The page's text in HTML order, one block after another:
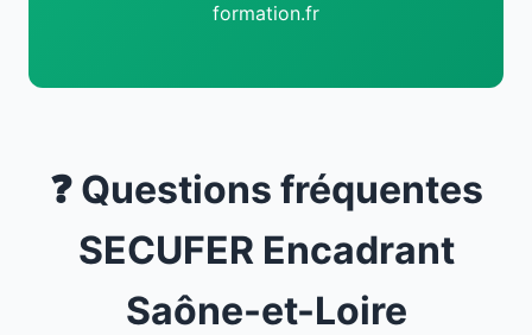
formation.fr
❓ Questions fréquentes
SECUFER Encadrant
Saône-et-Loire